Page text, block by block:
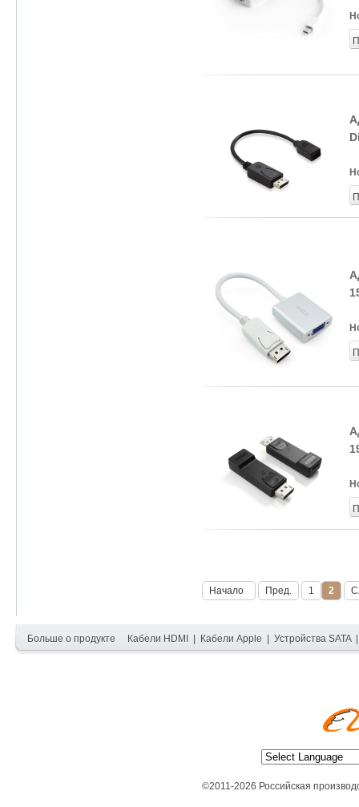
Начало Пред. 1 2
Больше о продукте Кабели HDMI Кабели Apple Устройства SATA
©2011-2026 Российская